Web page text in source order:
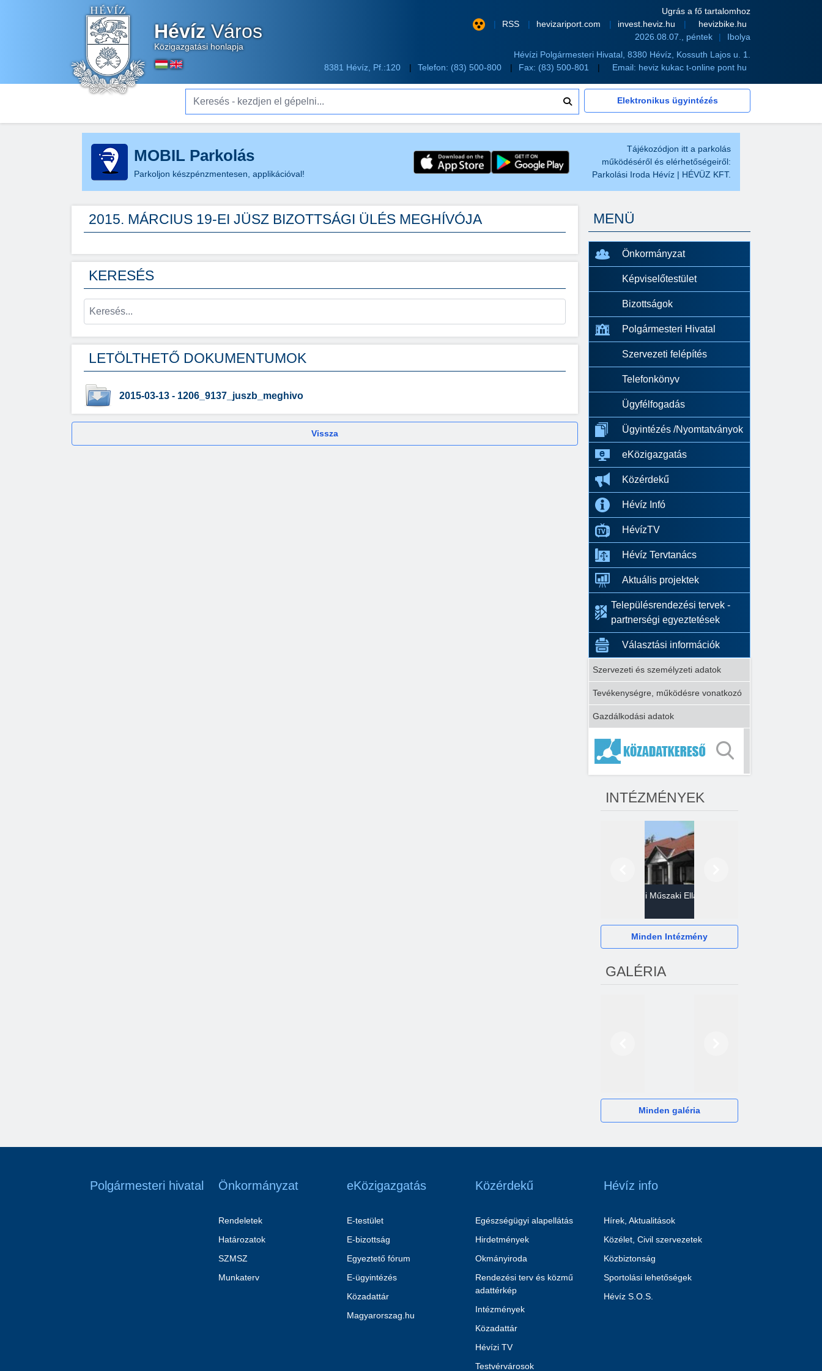
HévízVáros
Közigazgatási honlapja
Ugrás a fő tartalomhoz
RSS
hevizariport.com invest.heviz.hu
hevizbike.hu
2026.08.07., péntek
Ibolya
Hévízi Polgármesteri Hivatal, 8380 Hévíz, Kossuth Lajos u. 1.
8381 Hévíz, Pf.:120
Telefon: (83) 500-800 Fax: (83) 500-801 Email: heviz kukac t-online pont hu
Keresés - kezdjen el gépelni...
Elektronikus ügyintézés
MOBIL Parkolás
Parkoljon készpénzmentesen, applikációval!
Tájékozódjon itt a parkolás
működéséről és elérhetőségeiről:
Parkolási Iroda Hévíz | HÉVÜZ KFT.
2015. MÁRCIUS 19-EI JÜSZ BIZOTTSÁGI ÜLÉS MEGHÍVÓJA
KERESÉS
LETÖLTHETŐ DOKUMENTUMOK
2015-03-13 - 1206_9137_juszb_meghivo
Vissza
MENÜ
Önkormányzat
Képviselőtestület
Bizottságok
Polgármesteri Hivatal
Szervezeti felépítés
Telefonkönyv
Ügyfélfogadás
Ügyintézés /Nyomtatványok
eKözigazgatás
Közérdekű
Hévíz Infó
HévízTV
Hévíz Tervtanács
Aktuális projektek
Településrendezési tervek -
partnerségi egyeztetések
Választási információk
Szervezeti és személyzeti adatok
Tevékenységre, működésre vonatkozó
Gazdálkodási adatok
INTÉZMÉNYEK
Gazdasági Műszaki Ellátó
Minden Intézmény
GALÉRIA
Minden galéria
Polgármesteri hivatal Önkormányzat
Rendeletek
Határozatok
SZMSZ
Munkaterv
eKözigazgatás
E-testület
E-bizottság
Egyeztető fórum
E-ügyintézés
Közadattár
Magyarorszag.hu
Közérdekű
Egészségügyi alapellátás
Hirdetmények
Okmányiroda
Rendezési terv és közmű
adattérkép
Intézmények
Közadattár
Hévízi TV
Testvérvárosok
Hévíz info
Hírek, Aktualitások
Közélet, Civil szervezetek
Közbiztonság
Sportolási lehetőségek
Hévíz S.O.S.